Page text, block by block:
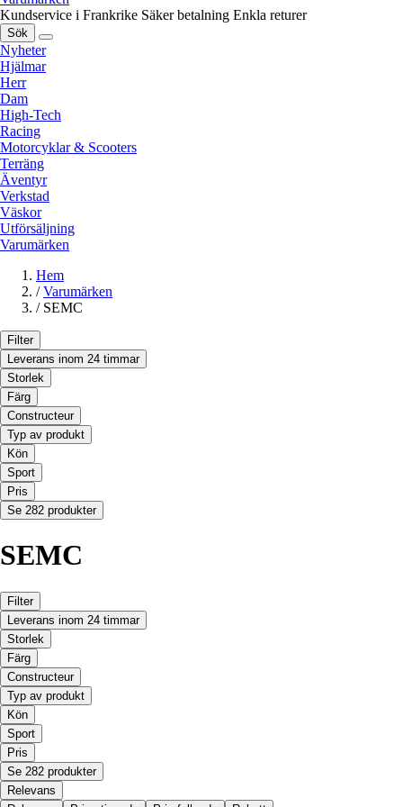
Kundservice i Frankrike Säker betalning Enkla returer
Sök
Nyheter
Hjälmar
Herr
Dam
High-Tech
Racing
Motorcyklar & Scooters
Terräng
Äventyr
Verkstad
Väskor
Utförsäljning
Varumärken
Hem
/ Varumärken
/ SEMC
Filter
Leverans inom 24 timmar
Storlek
Färg
Constructeur
Typ av produkt
Kön
Sport
Pris
Se 282 produkter
SEMC
Filter
Leverans inom 24 timmar
Storlek
Färg
Constructeur
Typ av produkt
Kön
Sport
Pris
Se 282 produkter
Relevans